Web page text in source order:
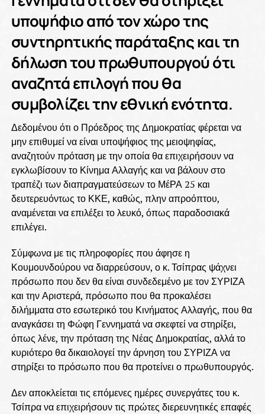
υποψήφιο από τον χώρο της
συντηρητικής παράταξης και τη
δήλωση του πρωθυπουργού ότι
αναζητά επιλογή που θα
συμβολίζει την εθνική ενότητα.
Δεδομένου ότι ο Πρόεδρος της Δημοκρατίας φέρεται να
μην επιθυμεί να είναι υποψήφιος της μειοψηφίας,
αναζητούν πρόταση με την οποία θα επιχειρήσουν να
εγκλωβίσουν το Κίνημα Αλλαγής και να βάλουν στο
τραπέζι των διαπραγματεύσεων το ΜέΡΑ 25 και
δευτερευόντως το ΚΚΕ, καθώς, πλην απροόπτου,
αναμένεται να επιλέξει το λευκό, όπως παραδοσιακά
επιλέγει.
Σύμφωνα με τις πληροφορίες που άφησε η
Κουμουνδούρου να διαρρεύσουν, ο κ. Τσίπρας ψάχνει
πρόσωπο που δεν θα είναι συνδεδεμένο με τον ΣΥΡΙΖΑ
και την Αριστερά, πρόσωπο που θα προκαλέσει
διλήμματα στο εσωτερικό του Κινήματος Αλλαγής, που θα
αναγκάσει τη Φώφη Γεννηματά να σκεφτεί να στηρίξει,
όπως λένε, την πρόταση της Νέας Δημοκρατίας, αλλά το
κυριότερο θα δικαιολογεί την άρνηση του ΣΥΡΙΖΑ να
στηρίξει το πρόσωπο που θα προτείνει ο πρωθυπουργός.
Δεν αποκλείεται τις επόμενες ημέρες συνεργάτες του κ.
Τσίπρα να επιχειρήσουν τις πρώτες διερευνητικές επαφές